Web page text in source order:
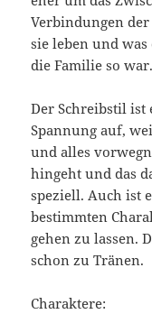
Verbindungen
sie leben und
die Familie so war.
Der Schreibstil ist
Spannung auf,
und alles
hingeht und das
speziell. Auch ist
bestimmten
gehen zu lassen.
schon zu Tränen.
Charaktere: